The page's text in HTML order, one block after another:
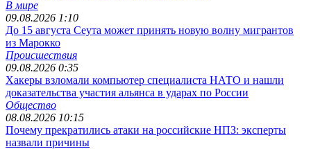
В мире
09.08.2026 1:10
До 15 августа Сеута может принять новую волну мигрантов
из Марокко
Происшествия
09.08.2026 0:35
Хакеры взломали компьютер специалиста НАТО и нашли
доказательства участия альянса в ударах по России
Общество
08.08.2026 10:15
Почему прекратились атаки на российские НПЗ: эксперты
назвали причины